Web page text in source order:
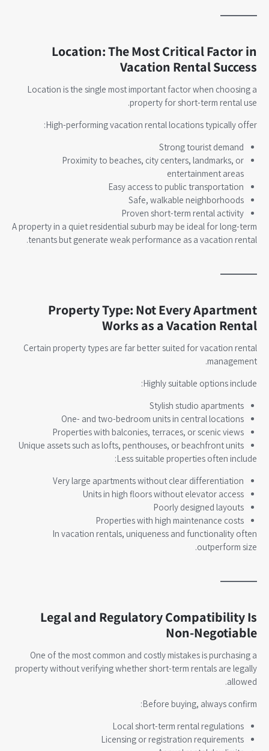
Location: The Most Critical Factor in
Vacation Rental Success
Location is the single most important factor when choosing a
property for short-term rental use.
High-performing vacation rental locations typically offer:
Strong tourist demand
Proximity to beaches, city centers, landmarks, or
entertainment areas
Easy access to public transportation
Safe, walkable neighborhoods
Proven short-term rental activity
A property in a quiet residential suburb may be ideal for long-term
tenants but generate weak performance as a vacation rental.
Property Type: Not Every Apartment
Works as a Vacation Rental
Certain property types are far better suited for vacation rental
management.
Highly suitable options include:
Stylish studio apartments
One- and two-bedroom units in central locations
Properties with balconies, terraces, or scenic views
Unique assets such as lofts, penthouses, or beachfront units
Less suitable properties often include:
Very large apartments without clear differentiation
Units in high floors without elevator access
Poorly designed layouts
Properties with high maintenance costs
In vacation rentals, uniqueness and functionality often
outperform size.
Legal and Regulatory Compatibility Is
Non-Negotiable
One of the most common and costly mistakes is purchasing a
property without verifying whether short-term rentals are legally
allowed.
Before buying, always confirm:
Local short-term rental regulations
Licensing or registration requirements